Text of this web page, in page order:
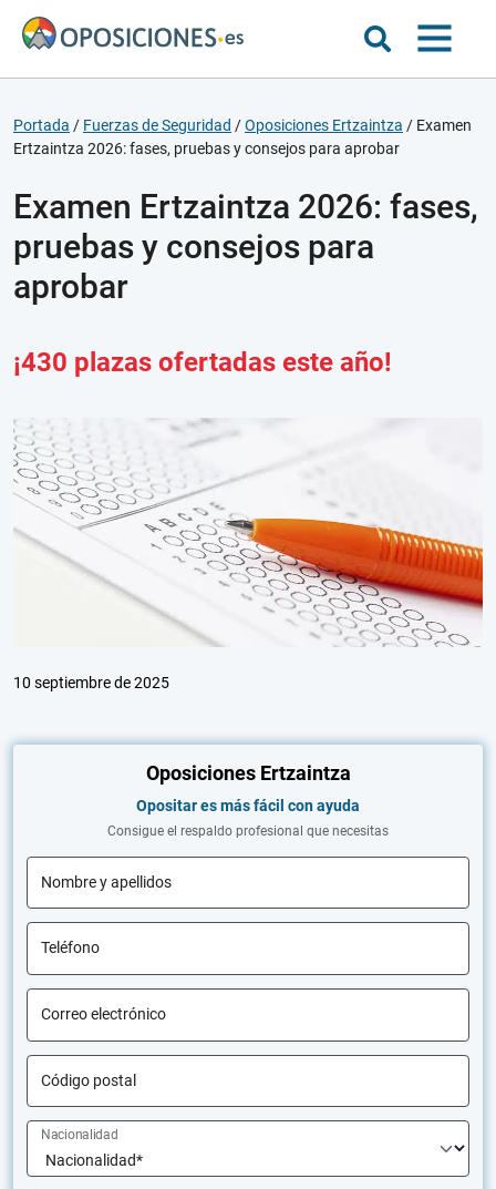
Portada / Fuerzas de Seguridad /Oposiciones Ertzaintza / Examen
Ertzaintza 2026: fases, pruebas y consejos para aprobar
Examen Ertzaintza 2026: fases,
pruebas y consejos para
aprobar
¡430 plazas ofertadas este año!
10 septiembre de 2025
Oposiciones Ertzaintza
Opositar es más fácil con ayuda
Consigue el respaldo profesional que necesitas
Nombre y apellidos
Teléfono
Correo electrónico
Código postal
Nacionalidad